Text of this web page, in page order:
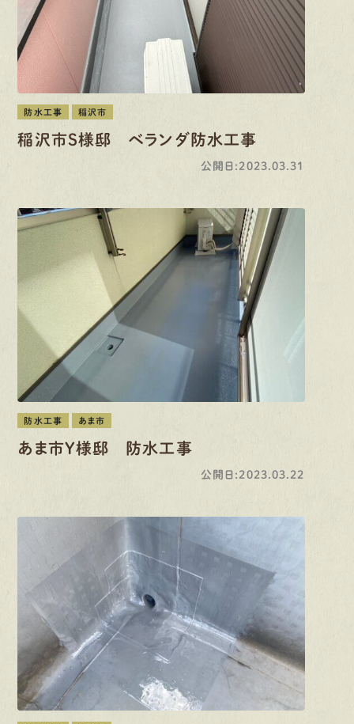
防水工事 稲沢市
稲沢市S様邸 ベランダ防水工事
公開日:2023.03.31
防水工事 あま市
あま市Y様邸 防水工事
公開日:2023.03.22